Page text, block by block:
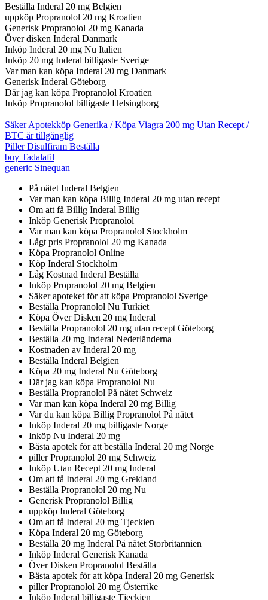
Beställa Inderal 20 mg Belgien
uppköp Propranolol 20 mg Kroatien
Generisk Propranolol 20 mg Kanada
Över disken Inderal Danmark
Inköp Inderal 20 mg Nu Italien
Inköp 20 mg Inderal billigaste Sverige
Var man kan köpa Inderal 20 mg Danmark
Generisk Inderal Göteborg
Där jag kan köpa Propranolol Kroatien
Inköp Propranolol billigaste Helsingborg
Säker Apotekköp Generika / Köpa Viagra 200 mg Utan Recept /
BTC är tillgänglig
Piller Disulfiram Beställa
buy Tadalafil
generic Sinequan
På nätet Inderal Belgien
Var man kan köpa Billig Inderal 20 mg utan recept
Om att få Billig Inderal Billig
Inköp Generisk Propranolol
Var man kan köpa Propranolol Stockholm
Lågt pris Propranolol 20 mg Kanada
Köpa Propranolol Online
Köp Inderal Stockholm
Låg Kostnad Inderal Beställa
Inköp Propranolol 20 mg Belgien
Säker apoteket för att köpa Propranolol Sverige
Beställa Propranolol Nu Turkiet
Köpa Över Disken 20 mg Inderal
Beställa Propranolol 20 mg utan recept Göteborg
Beställa 20 mg Inderal Nederländerna
Kostnaden av Inderal 20 mg
Beställa Inderal Belgien
Köpa 20 mg Inderal Nu Göteborg
Där jag kan köpa Propranolol Nu
Beställa Propranolol På nätet Schweiz
Var man kan köpa Inderal 20 mg Billig
Var du kan köpa Billig Propranolol På nätet
Inköp Inderal 20 mg billigaste Norge
Inköp Nu Inderal 20 mg
Bästa apotek för att beställa Inderal 20 mg Norge
piller Propranolol 20 mg Schweiz
Inköp Utan Recept 20 mg Inderal
Om att få Inderal 20 mg Grekland
Beställa Propranolol 20 mg Nu
Generisk Propranolol Billig
uppköp Inderal Göteborg
Om att få Inderal 20 mg Tjeckien
Köpa Inderal 20 mg Göteborg
Beställa 20 mg Inderal På nätet Storbritannien
Inköp Inderal Generisk Kanada
Över Disken Propranolol Beställa
Bästa apotek för att köpa Inderal 20 mg Generisk
piller Propranolol 20 mg Österrike
Inköp Inderal billigaste Tjeckien